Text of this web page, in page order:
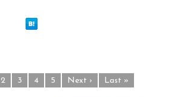
2 3 4 5 Next › Last »